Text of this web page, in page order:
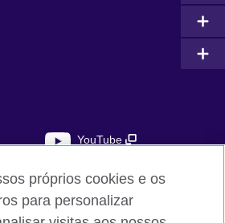
YouTube
TikTok
próprios cookies e os
para personalizar